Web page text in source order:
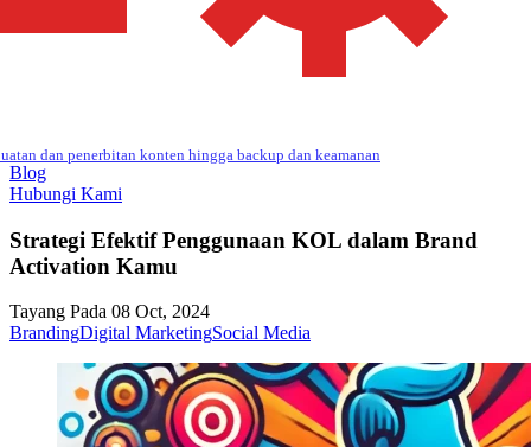
dan penerbitan konten hingga backup dan keamanan
Blog
Hubungi Kami
Strategi Efektif Penggunaan KOL dalam Brand
Activation Kamu
Tayang Pada 08 Oct, 2024
BrandingDigital MarketingSocial Media